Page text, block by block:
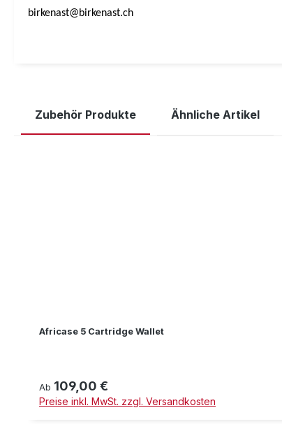
birkenast@birkenast.ch
Zubehör Produkte Ähnliche Artikel
Africase 5 Cartridge Wallet
Regulärer Preis:
Ab 109,00 €
Preise inkl. MwSt. zzgl. Versandkosten